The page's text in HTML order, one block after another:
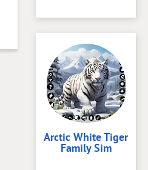
Arctic White Tiger
Family Sim